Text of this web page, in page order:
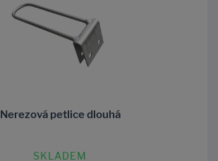
Nerezová petlice dlouhá
SKLADEM